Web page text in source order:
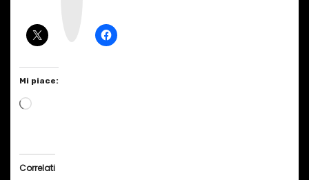
Mi piace:
C
Correlati